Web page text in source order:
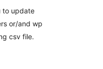
to update
or/and wp
csv file.